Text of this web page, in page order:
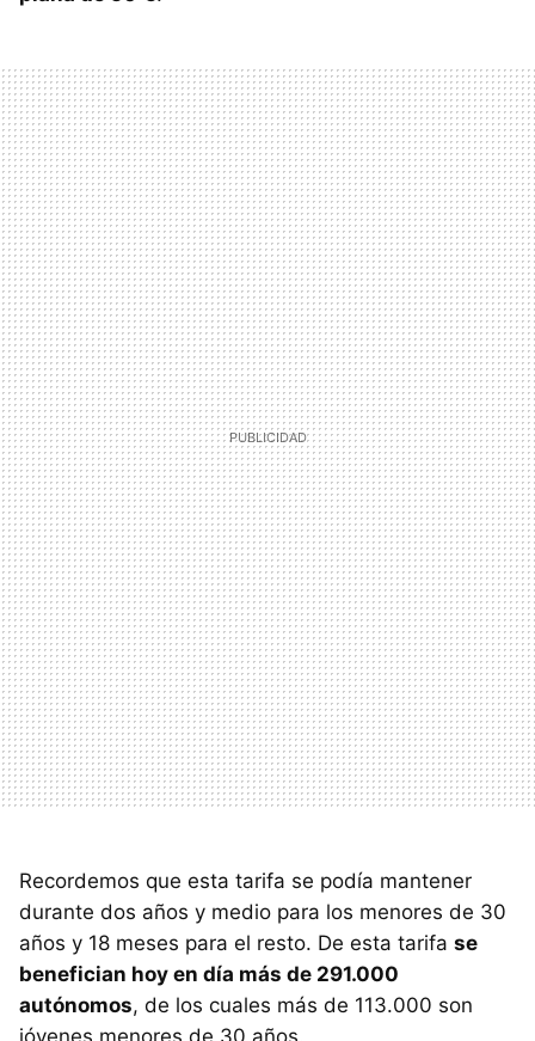
Recordemos que esta tarifa se podía mantener
durante dos años y medio para los menores de 30
años y 18 meses para el resto. De esta tarifa se
benefician hoy en día más de 291.000
autónomos, de los cuales más de 113.000 son
jóvenes menores de 30 años.